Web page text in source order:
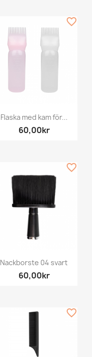
Flaska med kam för...
60,00kr
favorite_border
Nackborste 04 svart
60,00kr
favorite_border
favorite_border